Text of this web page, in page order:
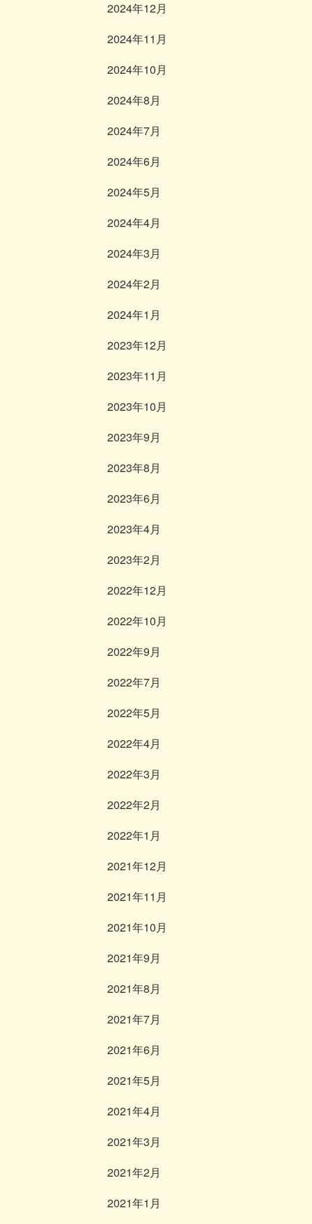
2024年12月
2024年11月
2024年10月
2024年8月
2024年7月
2024年6月
2024年5月
2024年4月
2024年3月
2024年2月
2024年1月
2023年12月
2023年11月
2023年10月
2023年9月
2023年8月
2023年6月
2023年4月
2023年2月
2022年12月
2022年10月
2022年9月
2022年7月
2022年5月
2022年4月
2022年3月
2022年2月
2022年1月
2021年12月
2021年11月
2021年10月
2021年9月
2021年8月
2021年7月
2021年6月
2021年5月
2021年4月
2021年3月
2021年2月
2021年1月